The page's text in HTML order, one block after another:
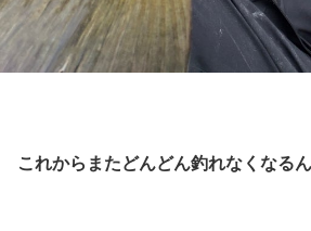
これからまたどんどん釣れなくなる